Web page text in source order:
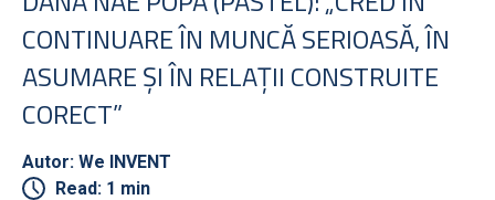
CONTINUARE ÎN MUNCĂ SERIOASĂ, ÎN
ASUMARE ȘI ÎN RELAȚII CONSTRUITE
CORECT”
Autor: We INVENT
Read: 1 min